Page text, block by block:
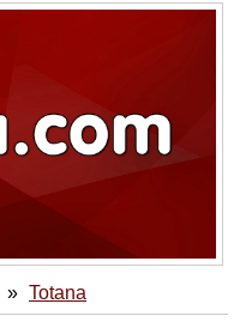
Totana